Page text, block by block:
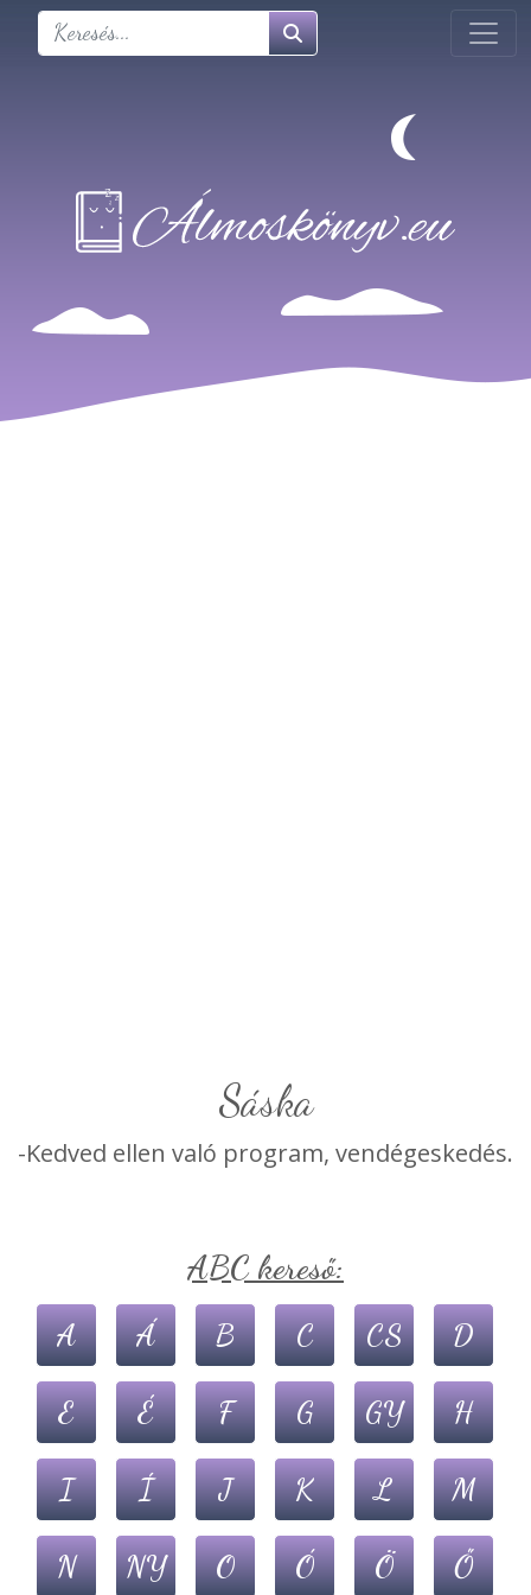
sáska
-Kedved ellen való program, vendégeskedés.
ABC kereső:
A Á B C CS D
E É F G GY H
I Í J K L M
N NY O Ó Ö Ő